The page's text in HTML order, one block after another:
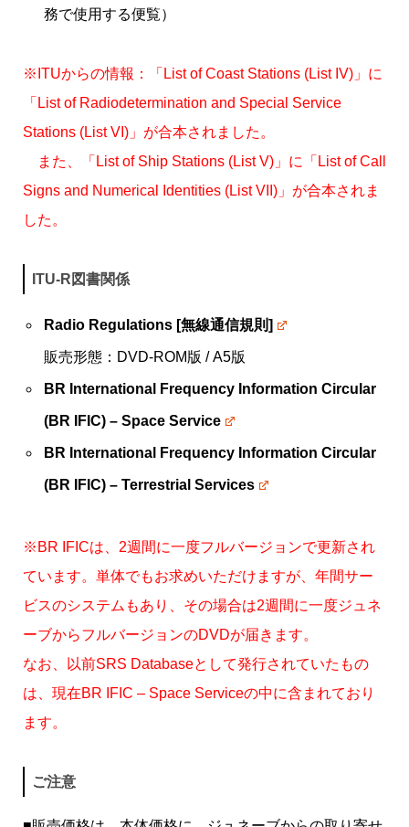
務で使用する便覧）
※ITUからの情報：
「List of Coast Stations (List IV)」に
「List of Radiodetermination and Special Service
Stations (List VI)」が合本されました。
また、「List of Ship Stations (List V)」に「List of Call
Signs and Numerical Identities (List VII)」が合本されま
した。
ITU-R図書関係
Radio Regulations [無線通信規則]
販売形態：DVD-ROM版 / A5版
BR International Frequency Information Circular
(BR IFIC) – Space Service
BR International Frequency Information Circular
(BR IFIC) – Terrestrial Services
※BR IFICは、2週間に一度フルバージョンで更新され
ています。単体でもお求めいただけますが、年間サー
ビスのシステムもあり、その場合は2週間に一度ジュネ
ーブからフルバージョンのDVDが届きます。
なお、以前SRS Databaseとして発行されていたもの
は、現在BR IFIC – Space Serviceの中に含まれており
ます。
ご注意